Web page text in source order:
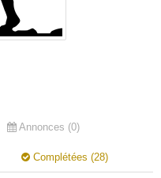
Annonces (0)
Complétées (28)